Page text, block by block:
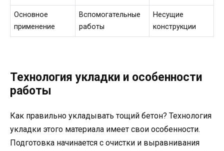
Основное
применение
Вспомогательные
работы
Несущие
конструкции
Технология укладки и особенности
работы
Как правильно укладывать тощий бетон? Технология
укладки этого материала имеет свои особенности.
Подготовка начинается с очистки и выравнивания